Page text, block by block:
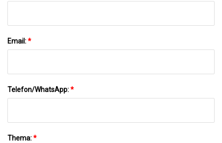
Email:*
Telefon/WhatsApp:*
Thema:*